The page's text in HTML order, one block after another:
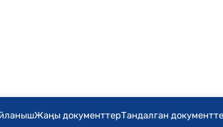
Жаңы документтерТандалган